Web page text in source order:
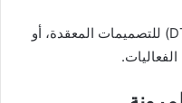
استخدام تقنيات طباعة مثل (DTG) للتصميمات المعقدة، أو